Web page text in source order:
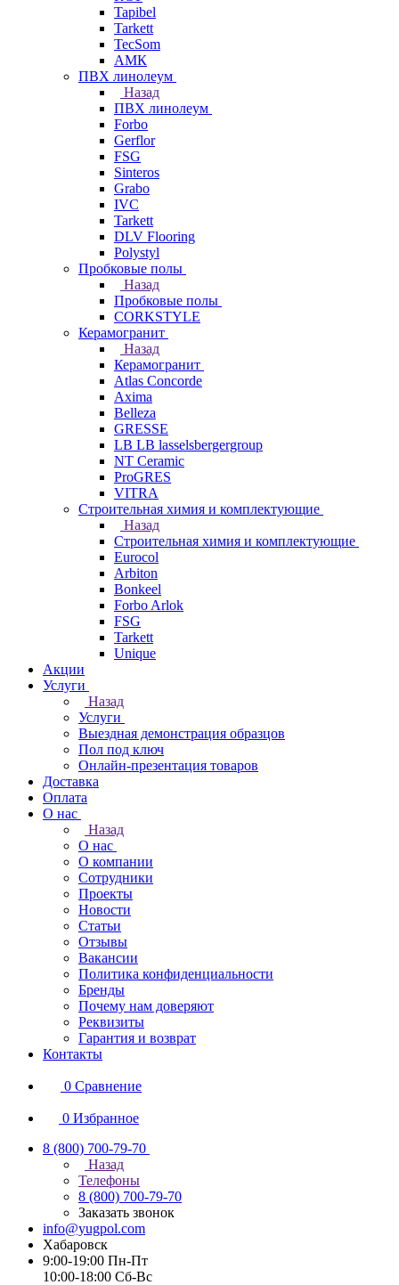
Tapibel
Tarkett
TecSom
АМК
ПВХ линолеум
Назад
ПВХ линолеум
Forbo
Gerflor
FSG
Sinteros
Grabo
IVC
Tarkett
DLV Flooring
Polystyl
Пробковые полы
Назад
Пробковые полы
CORKSTYLE
Керамогранит
Назад
Керамогранит
Atlas Concorde
Axima
Belleza
GRESSE
LB LB lasselsbergergroup
NT Ceramic
ProGRES
VITRA
Строительная химия и комплектующие
Назад
Строительная химия и комплектующие
Eurocol
Arbiton
Bonkeel
Forbo Arlok
FSG
Tarkett
Unique
Акции
Услуги
Назад
Услуги
Выездная демонстрация образцов
Пол под ключ
Онлайн-презентация товаров
Доставка
Оплата
О нас
Назад
О нас
О компании
Сотрудники
Проекты
Новости
Статьи
Отзывы
Вакансии
Политика конфиденциальности
Бренды
Почему нам доверяют
Реквизиты
Гарантия и возврат
Контакты
0 Сравнение
0 Избранное
8 (800) 700-79-70
Назад
Телефоны
8 (800) 700-79-70
Заказать звонок
info@yugpol.com
Хабаровск
9:00-19:00 Пн-Пт
10:00-18:00 Cб-Вс